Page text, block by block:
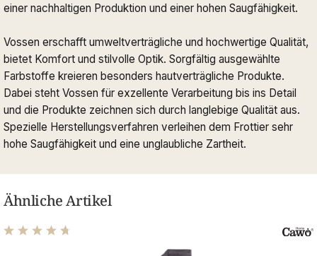
einer nachhaltigen Produktion und einer hohen Saugfähigkeit.
Vossen erschafft umweltverträgliche und hochwertige Qualität,
bietet Komfort und stilvolle Optik. Sorgfältig ausgewählte
Farbstoffe kreieren besonders hautverträgliche Produkte.
Dabei steht Vossen für exzellente Verarbeitung bis ins Detail
und die Produkte zeichnen sich durch langlebige Qualität aus.
Spezielle Herstellungsverfahren verleihen dem Frottier sehr
hohe Saugfähigkeit und eine unglaubliche Zartheit.
Ähnliche Artikel
Durchschnittliche Bewertung von 4.76 von 5 Sternen